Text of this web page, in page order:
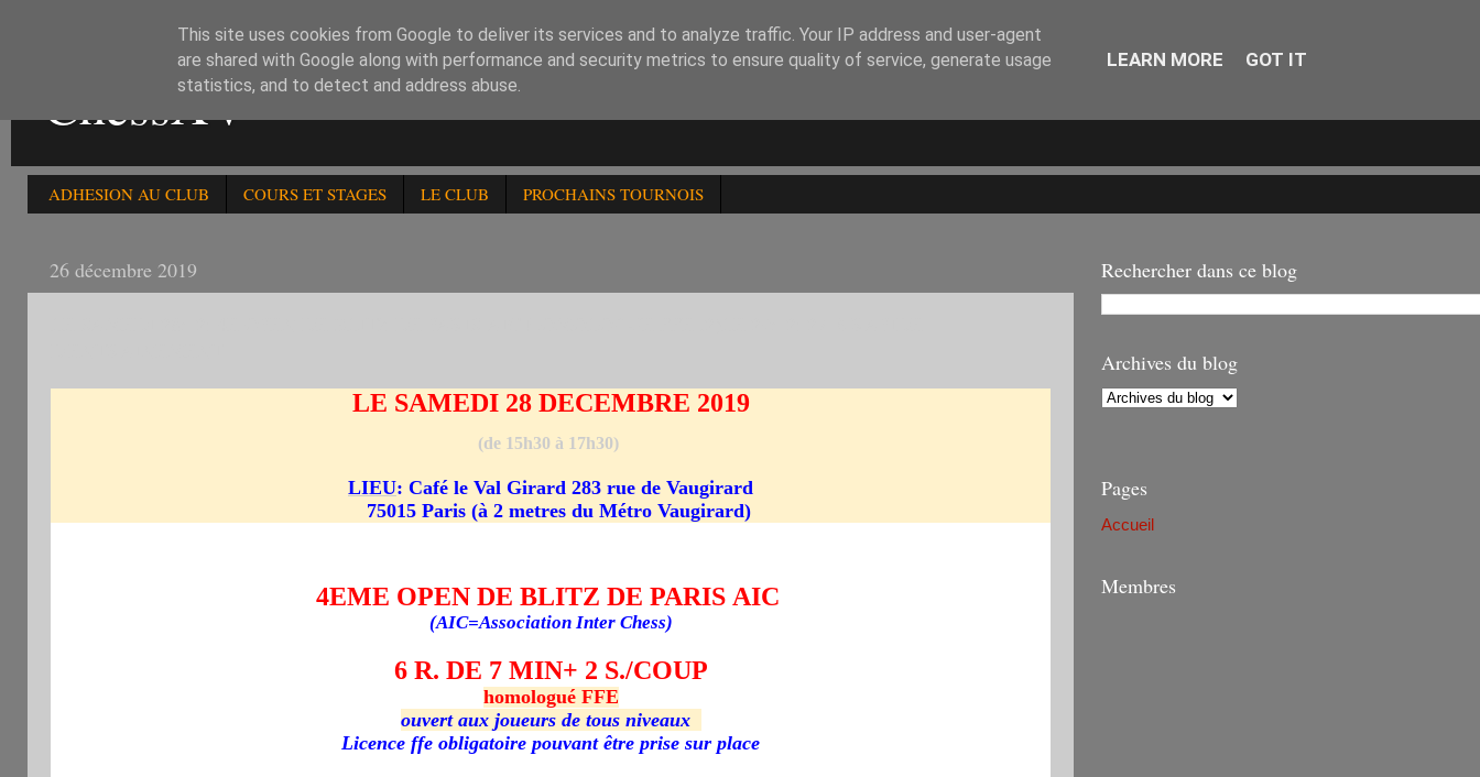
ChessXV
ADHESION AU CLUB COURS ET STAGES LE CLUB PROCHAINS TOURNOIS
26 décembre 2019
LE SAMEDI 28 DECEMBRE 2019
(de 15h30 à 17h30)
LIEU: Café le Val Girard 283 rue de Vaugirard
75015 Paris (à 2 metres du Métro Vaugirard)
4EME OPEN DE BLITZ DE PARIS AIC
(AIC=Association Inter Chess)
6 R. DE 7 MIN+ 2 S./COUP
homologué FFE
ouvert aux joueurs de tous niveaux
Licence ffe obligatoire pouvant être prise sur place
Rechercher dans ce blog
Archives du blog
Pages
Accueil
Membres
This site uses cookies from Google to deliver its services and to analyze traffic. Your IP address and user-agent
are shared with Google along with performance and security metrics to ensure quality of service, generate usage
statistics, and to detect and address abuse.
LEARN MORE GOT IT